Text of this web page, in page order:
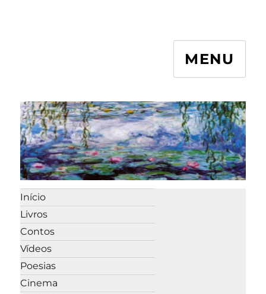
MENU
Início
Livros
Contos
Vídeos
Poesias
Cinema